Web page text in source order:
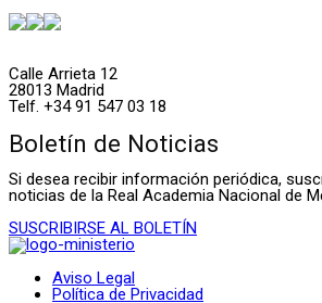
Calle Arrieta 12
28013 Madrid
Telf. +34 91 547 03 18
Boletín de Noticias
Si desea recibir información periódica,
noticias de la Real Academia Nacional de
SUSCRIBIRSE AL BOLETÍN
Aviso Legal
Política de Privacidad